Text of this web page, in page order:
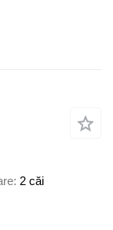
2 căi